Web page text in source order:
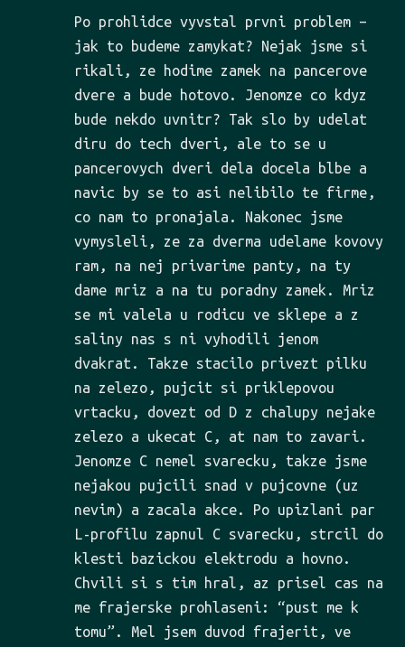
Po prohlidce vyvstal prvni problem –
jak to budeme zamykat? Nejak jsme si
rikali, ze hodime zamek na pancerove
dvere a bude hotovo. Jenomze co kdyz
bude nekdo uvnitr? Tak slo by udelat
diru do tech dveri, ale to se u
pancerovych dveri dela docela blbe a
navic by se to asi nelibilo te firme,
co nam to pronajala. Nakonec jsme
vymysleli, ze za dverma udelame kovovy
ram, na nej privarime panty, na ty
dame mriz a na tu poradny zamek. Mriz
se mi valela u rodicu ve sklepe a z
saliny nas s ni vyhodili jenom
dvakrat. Takze stacilo privezt pilku
na zelezo, pujcit si priklepovou
vrtacku, dovezt od D z chalupy nejake
zelezo a ukecat C, at nam to zavari.
Jenomze C nemel svarecku, takze jsme
nejakou pujcili snad v pujcovne (uz
nevim) a zacala akce. Po upizlani par
L-profilu zapnul C svarecku, strcil do
klesti bazickou elektrodu a hovno.
Chvili si s tim hral, az prisel cas na
me frajerske prohlaseni: “pust me k
tomu”. Mel jsem duvod frajerit, ve